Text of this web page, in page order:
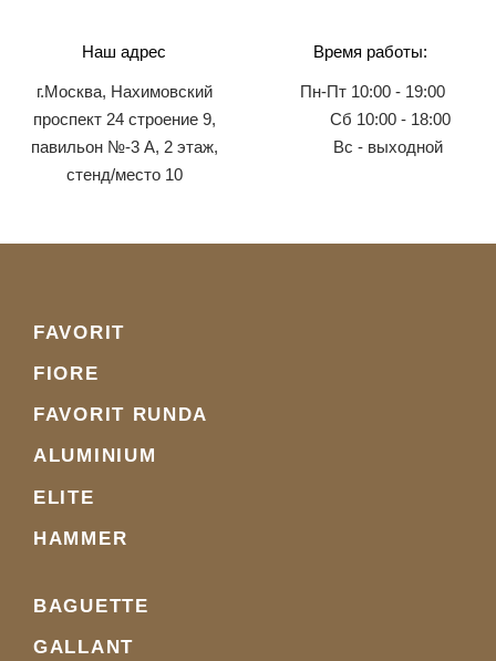
Наш адрес
г.Москва, Нахимовский
проспект 24 строение 9,
павильон №-3 А, 2 этаж,
стенд/место 10
Время работы:
Пн-Пт 10:00 - 19:00
Сб 10:00 - 18:00
Вс - выходной
FAVORIT
FIORE
FAVORIT RUNDA
ALUMINIUM
ELITE
HAMMER
BAGUETTE
GALLANT